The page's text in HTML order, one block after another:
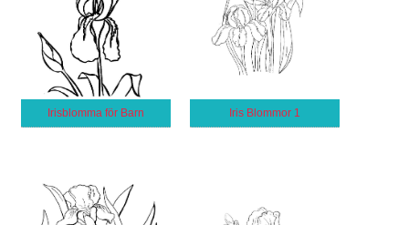
Irisblomma för Barn Iris Blommor 1